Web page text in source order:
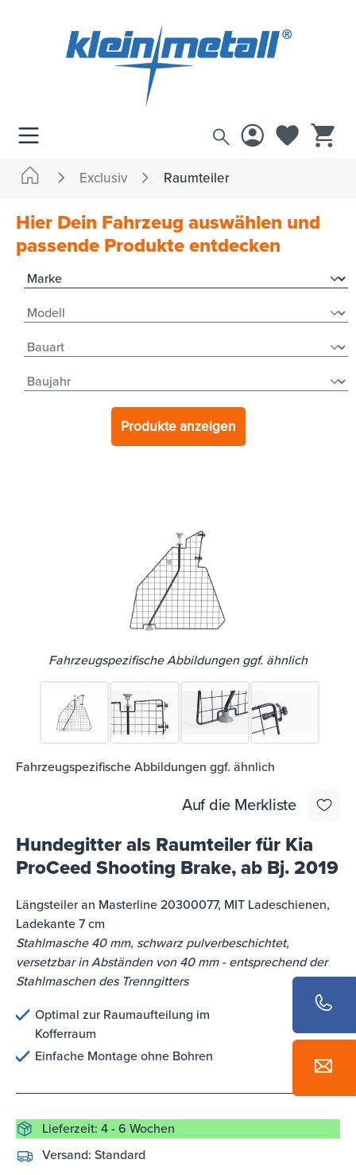
Exclusiv Raumteiler
Hier Dein Fahrzeug auswählen und
passende Produkte entdecken
Produkte anzeigen
Fahrzeugspezifische Abbildungen ggf. ähnlich
Fahrzeugspezifische Abbildungen ggf. ähnlich
Auf die Merkliste
Hundegitter als Raumteiler für Kia
ProCeed Shooting Brake, ab Bj. 2019
Längsteiler an Masterline 20300077, MIT Ladeschienen,
Ladekante 7 cm
Stahlmasche 40 mm, schwarz pulverbeschichtet,
versetzbar in Abständen von 40 mm - entsprechend der
Stahlmaschen des Trenngitters
Optimal zur Raumaufteilung im
Kofferraum
Einfache Montage ohne Bohren
Lieferzeit: 4 - 6 Wochen
Versand: Standard